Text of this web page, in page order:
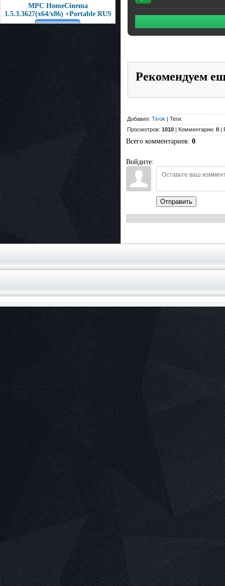
MPC HomeCinema
1.5.3.3627(x64/x86) +Portable RUS
Рекомендуем
Добавил: Tivok | Теги:
Просмотров: 1010 | Комментарии: 0 |
Всего комментариев: 0
Войдите:
Отправить